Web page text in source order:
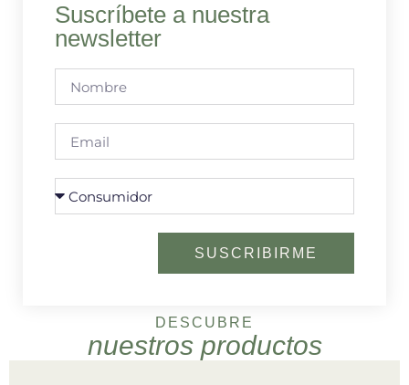
Suscríbete a nuestra
newsletter
SUSCRIBIRME
DESCUBRE
nuestros productos